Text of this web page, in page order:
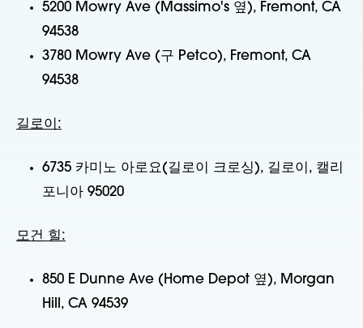
5200 Mowry Ave (Massimo's 옆), Fremont, CA
94538
3780 Mowry Ave (구 Petco), Fremont, CA
94538
길로이:
6735 카미노 아로요(길로이 크로싱), 길로이, 캘리
포니아 95020
모건 힐:
850 E Dunne Ave (Home Depot 옆), Morgan
Hill, CA 94539